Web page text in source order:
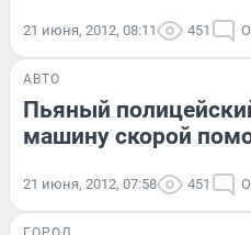
21 июня, 2012, 08:11 451
АВТО
Пьяный
машину скорой
21 июня, 2012, 07:58 451